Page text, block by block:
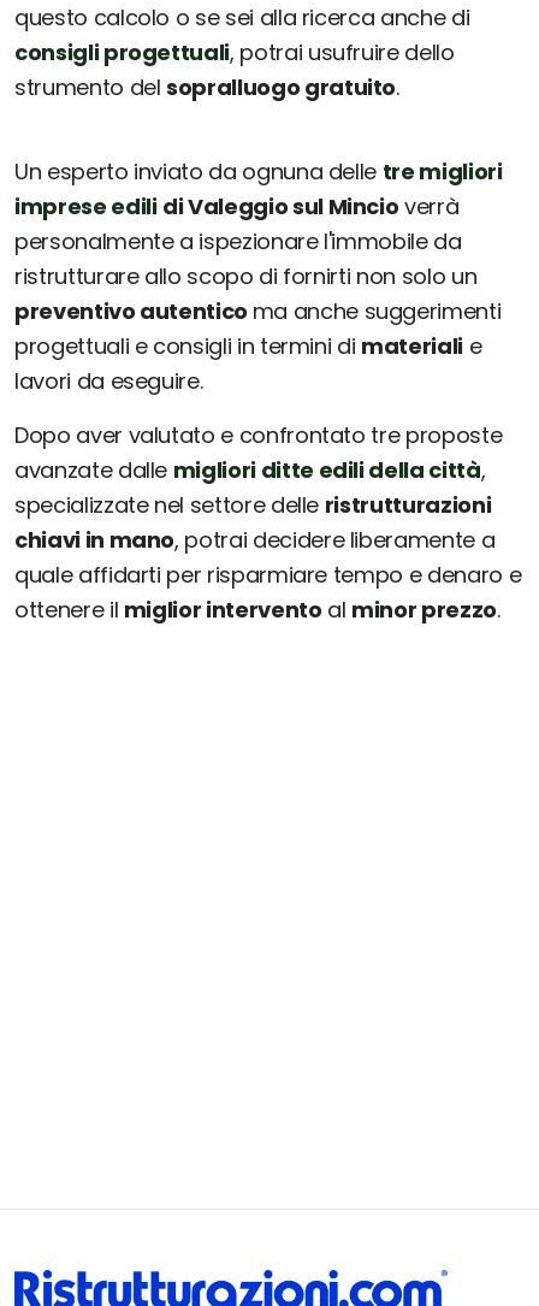
questo calcolo o se sei alla ricerca anche di
consigli progettuali, potrai usufruire dello
strumento delsopralluogo gratuito.
Un esperto inviato da ognuna delle tre migliori
imprese edili di Valeggio sul Mincio verrà
personalmente a ispezionare l'immobile da
ristrutturare allo scopo di fornirti non solo un
preventivo autentico ma anche suggerimenti
progettuali e consigli in termini di materialie
lavori da eseguire.
Dopo aver valutato e confrontato tre proposte
avanzate dalle migliori ditte edili della città,
specializzate nel settore delle ristrutturazioni
chiavi in mano, potrai decidere liberamente a
quale affidarti per risparmiare tempo e denaro e
ottenere il miglior intervento al minor prezzo.